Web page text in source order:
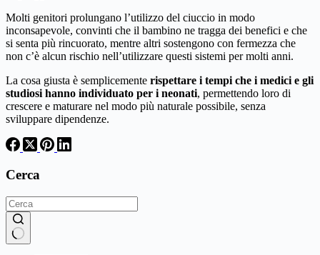
Molti genitori prolungano l’utilizzo del ciuccio in modo
inconsapevole, convinti che il bambino ne tragga dei benefici e che
si senta più rincuorato, mentre altri sostengono con fermezza che
non c’è alcun rischio nell’utilizzare questi sistemi per molti anni.
La cosa giusta è semplicemente rispettare i tempi che i medici e gli
studiosi hanno individuato per i neonati, permettendo loro di
crescere e maturare nel modo più naturale possibile, senza
sviluppare dipendenze.
Cerca